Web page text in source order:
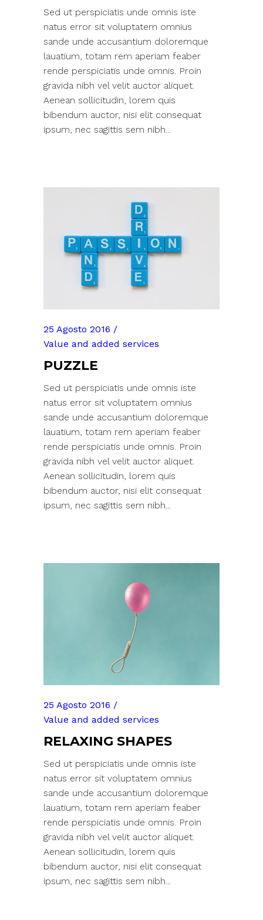
Sed ut perspiciatis unde omnis iste
natus error sit voluptatem omnius
sande unde accusantium doloremque
lauatium, totam rem aperiam feaber
rende perspiciatis unde omnis. Proin
gravida nibh vel velit auctor aliquet.
Aenean sollicitudin, lorem quis
bibendum auctor, nisi elit consequat
ipsum, nec sagittis sem nibh...
25 Agosto 2016
Value and added services
PUZZLE
Sed ut perspiciatis unde omnis iste
natus error sit voluptatem omnius
sande unde accusantium doloremque
lauatium, totam rem aperiam feaber
rende perspiciatis unde omnis. Proin
gravida nibh vel velit auctor aliquet.
Aenean sollicitudin, lorem quis
bibendum auctor, nisi elit consequat
ipsum, nec sagittis sem nibh...
25 Agosto 2016
Value and added services
RELAXING SHAPES
Sed ut perspiciatis unde omnis iste
natus error sit voluptatem omnius
sande unde accusantium doloremque
lauatium, totam rem aperiam feaber
rende perspiciatis unde omnis. Proin
gravida nibh vel velit auctor aliquet.
Aenean sollicitudin, lorem quis
bibendum auctor, nisi elit consequat
ipsum, nec sagittis sem nibh...